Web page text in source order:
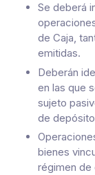
Se deberá
de Caja,
emitidas.
Deberán
en las que
sujeto
de
bienes
régimen de